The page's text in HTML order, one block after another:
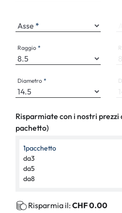
Asse
Raggio
Diametro
Risparmiate con i nostri prezzi
pachetto)
1pacchetto
da3
da5
da8
Risparmia il: CHF 0.00